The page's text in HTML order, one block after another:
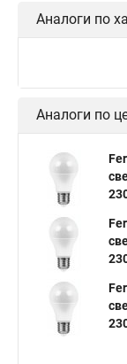
Аналоги по
Аналоги по